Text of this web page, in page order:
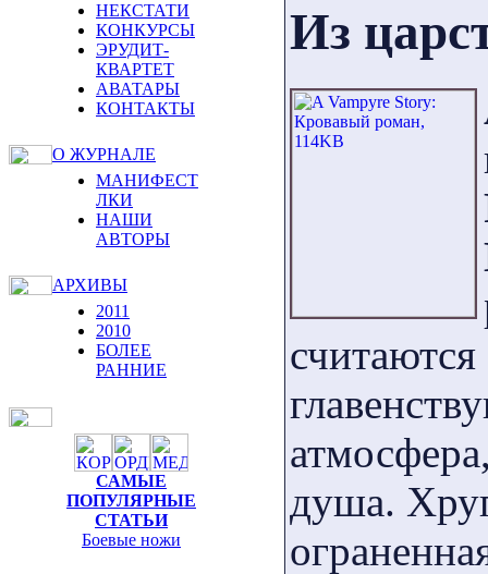
НЕКСТАТИ
КОНКУРСЫ
ЭРУДИТ-
КВАРТЕТ
АВАТАРЫ
КОНТАКТЫ
О ЖУРНАЛЕ
МАНИФЕСТ
ЛКИ
НАШИ
АВТОРЫ
АРХИВЫ
2011
2010
БОЛЕЕ
РАННИЕ
САМЫЕ
ПОПУЛЯРНЫЕ
СТАТЬИ
Боевые ножи
Из
считаются
душа.